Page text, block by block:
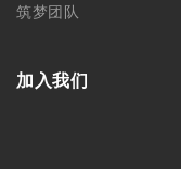
筑梦团队
加入我们